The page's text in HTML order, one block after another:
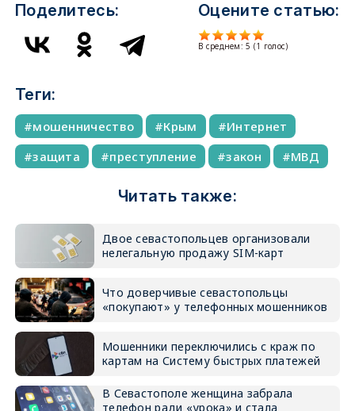
Поделитесь: Оцените статью:
В среднем:5 (1 голос)
Теги:
мошенничество Крым
Интернет
защита
преступление закон МВД
Читать также:
Двое севастопольцев организовали
нелегальную продажу SIM-карт
Что доверчивые севастопольцы
«покупают» у телефонных мошенников
Мошенники переключились с краж по
картам на Систему быстрых платежей
В Севастополе женщина забрала
телефон ради «урока» и стала